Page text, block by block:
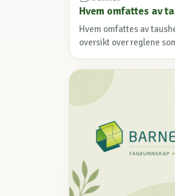
Hvem omfattes av
Hvem omfattes av
oversikt over reglene